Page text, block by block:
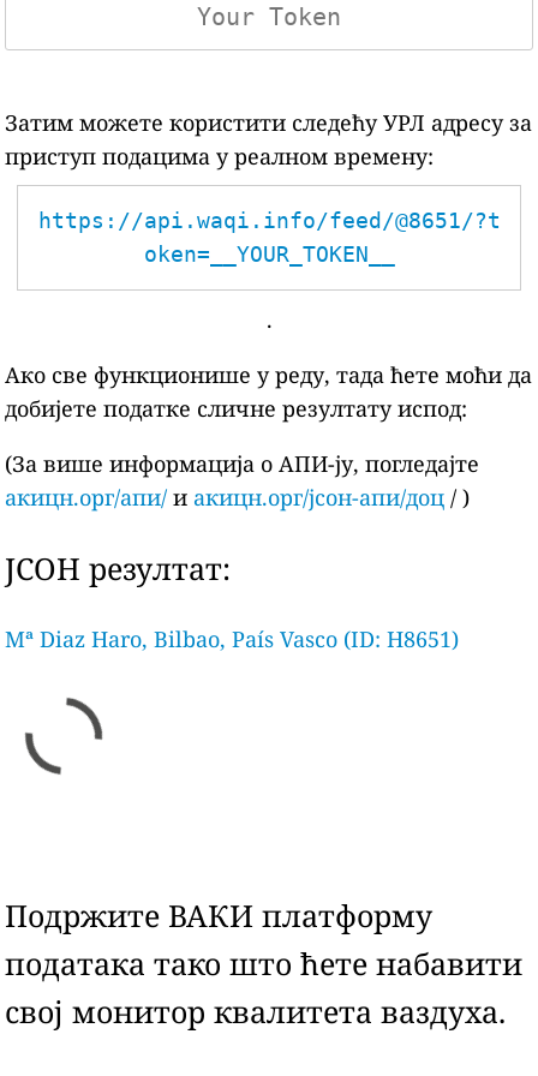
Затим можете користити следећу УРЛ адресу за
приступ подацима у реалном времену:
https://api.waqi.info/feed/@8651/?t
oken=__YOUR_TOKEN__
.
Ако све функционише у реду, тада ћете моћи да
добијете податке сличне резултату испод:
(За више информација о АПИ-ју, погледајте
акицн.орг/апи/ и акицн.орг/јсон-апи/доц / )
ЈСОН резултат:
Mª Diaz Haro, Bilbao, País Vasco (ID: H8651)
Подржите ВАКИ платформу
података тако што ћете набавити
свој монитор квалитета ваздуха.